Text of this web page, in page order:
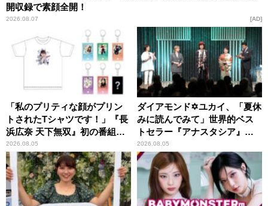
開収録で素顔全開！
2026.08.07 AD
「私のプリティな顔がプリン
トされたTシャツです！」『長
浜広奈 天下無双』初の番組グ
ッズ発売
2026.08.05
ダイアモンド✡ユカイ、「夏休
みに読んでみて」世界的ベス
トセラー『アナスタシア』を
紹介
2026.08.05